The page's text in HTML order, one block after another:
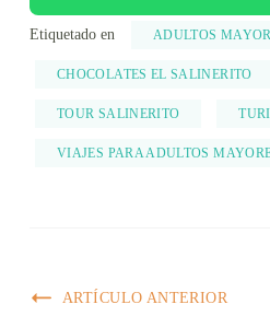
Etiquetado en ADULTOS
CHOCOLATES EL SALINERITO
TOUR SALINERITO
VIAJES PARA ADULTOS
ARTÍCULO ANTERIOR